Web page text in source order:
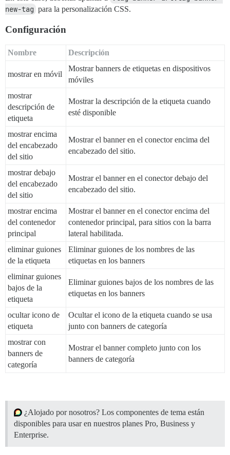
new-tag para la personalización CSS.
Configuración
Nombre Descripción
mostrar en móvil
Mostrar banners de etiquetas en dispositivos
móviles
mostrar
descripción de
etiqueta
Mostrar la descripción de la etiqueta cuando
esté disponible
mostrar encima
del encabezado
del sitio
Mostrar el banner en el conector encima del
encabezado del sitio.
mostrar debajo
del encabezado
del sitio
Mostrar el banner en el conector debajo del
encabezado del sitio.
mostrar encima
del contenedor
principal
Mostrar el banner en el conector encima del
contenedor principal, para sitios con la barra
lateral habilitada.
eliminar guiones
de la etiqueta
Eliminar guiones de los nombres de las
etiquetas en los banners
eliminar guiones
bajos de la
etiqueta
Eliminar guiones bajos de los nombres de las
etiquetas en los banners
ocultar icono de
etiqueta
Ocultar el icono de la etiqueta cuando se usa
junto con banners de categoría
mostrar con
banners de
categoría
Mostrar el banner completo junto con los
banners de categoría
¿Alojado por nosotros? Los componentes de tema están
disponibles para usar en nuestros planes Pro, Business y
Enterprise.